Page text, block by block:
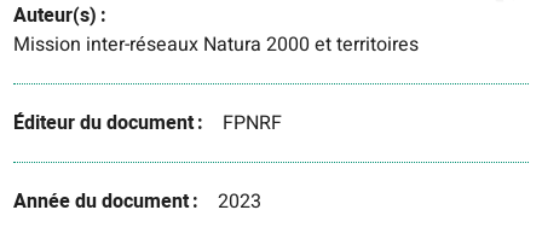
Auteur(s)
Mission inter-réseaux Natura 2000 et territoires
Éditeur du document FPNRF
Année du document 2023